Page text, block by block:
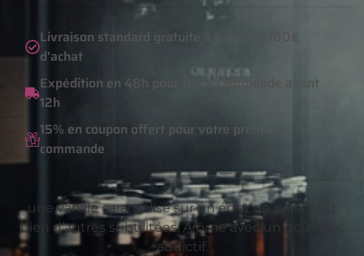
Livraison standard gratuite à partir de 100€
d'achat
Expédition en 48h pour toute commande avant
12h
15% en coupon offert pour votre première
commande
une vanille caramélisé sur un éclat de paradis et
bien d’autres subtilitées. Arôme avec un goût très
addictif.